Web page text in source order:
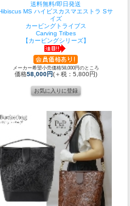
送料無料/即日発送
MS ハイビスカスマエストラ Sサ
イズ
カービングトライブス
Carving Tribes
【カービングシリーズ】
メーカー希望小売価格58,000円のところ
価格58,000円(＋税：5,800円)